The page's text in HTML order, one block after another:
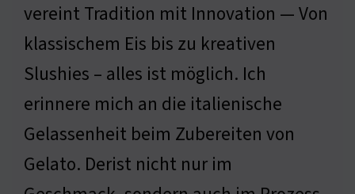
vereint Tradition mit Innovation — Von
klassischem Eis bis zu kreativen
Slushies – alles ist möglich. Ich
erinnere mich an die italienische
Gelassenheit beim Zubereiten von
Gelato. Derist nicht nur im